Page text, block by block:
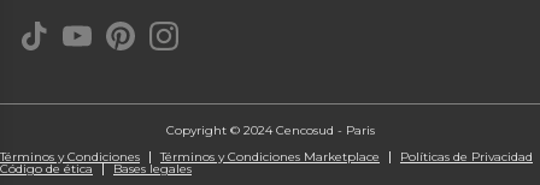
Copyright © 2024 Cencosud - Paris
Términos y Condiciones
Términos y Condiciones Marketplace Políticas de Privacidad
Código de ética Bases legales